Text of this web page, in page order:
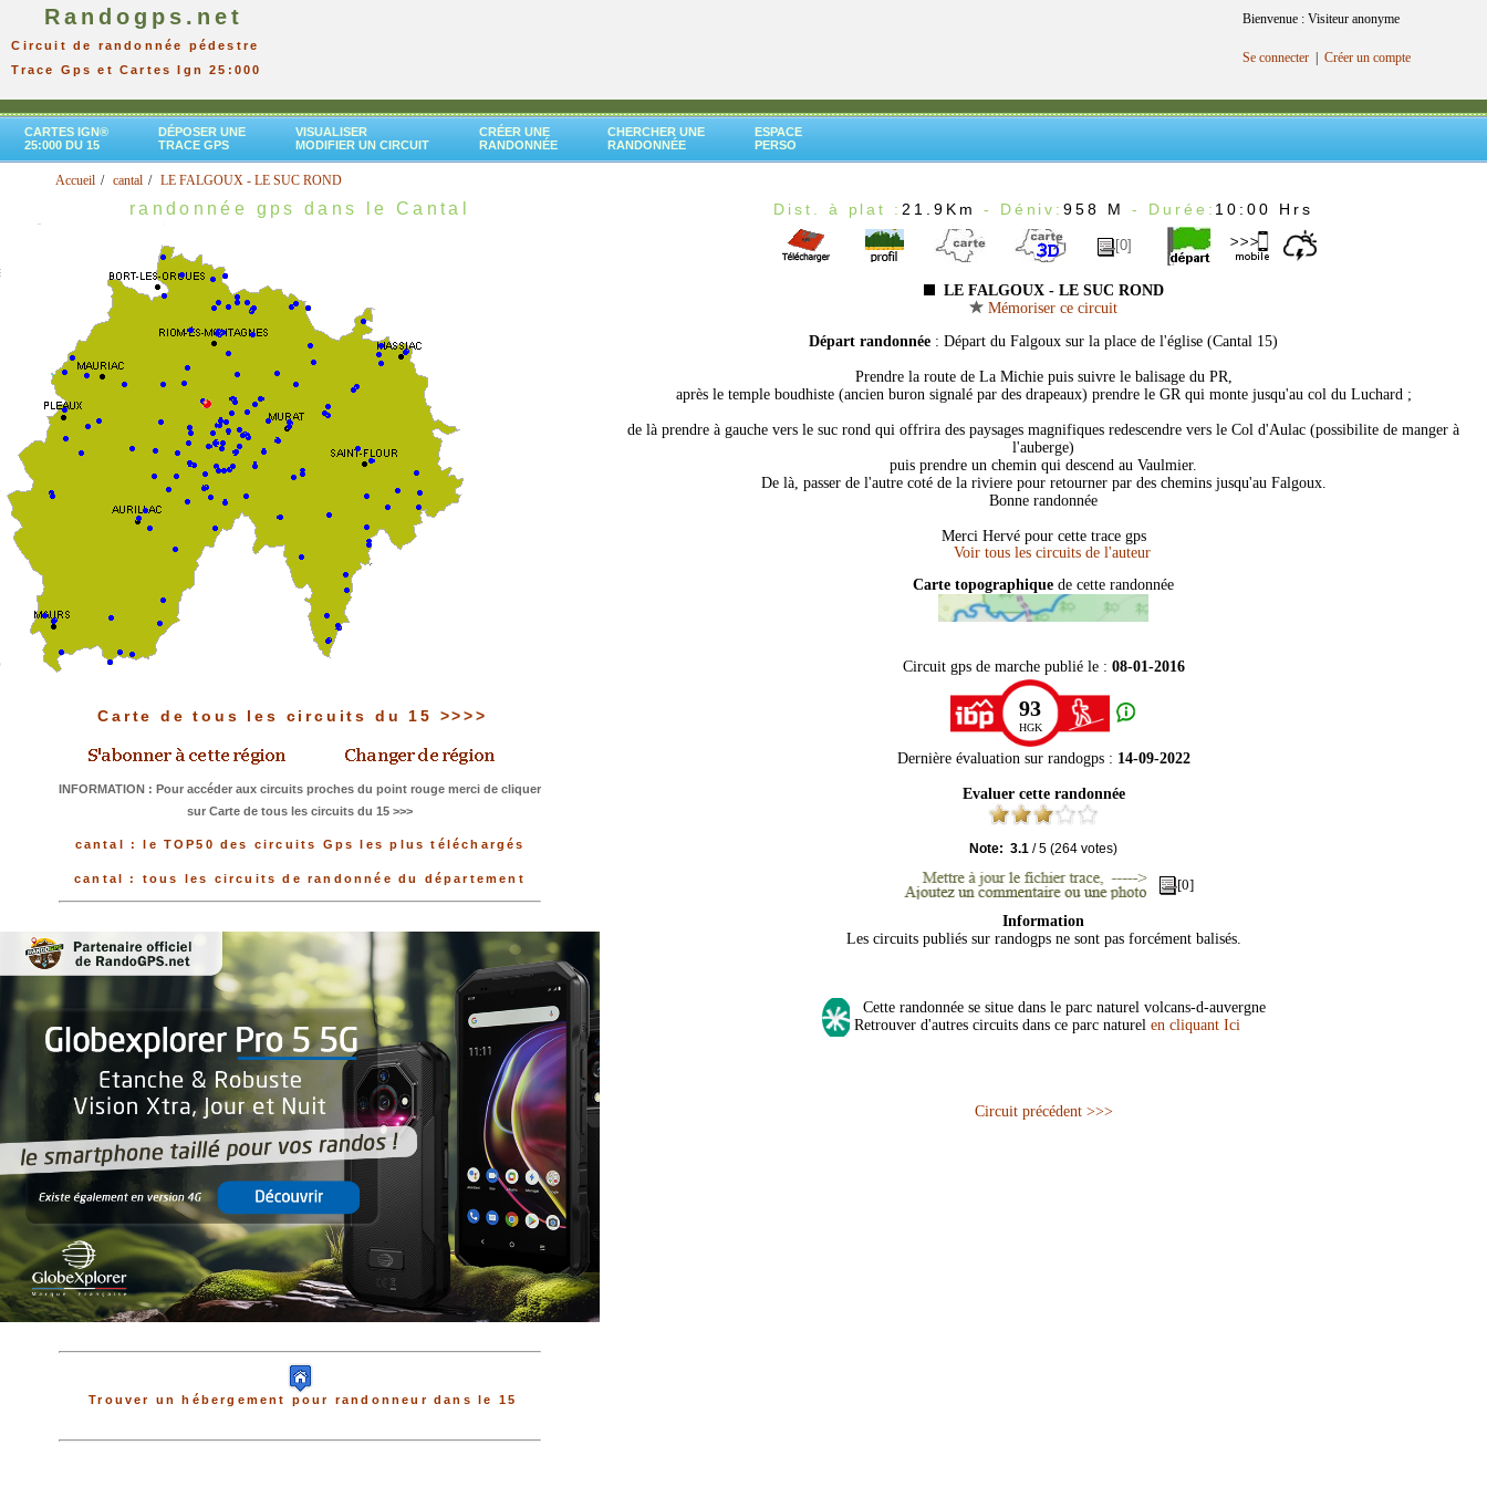
Randogps.net
Circuit de randonnée pédestre
Trace Gps et Cartes Ign 25:000
Bienvenue : Visiteur anonyme
Se connecter Créer un compte
CARTES IGN®
25:000 DU 15
DÉPOSER UNE
TRACE GPS
VISUALISER
MODIFIER UN CIRCUIT
CRÉER UNE
RANDONNÉE
CHERCHER UNE
RANDONNÉE
ESPACE
PERSO
Accueil cantal LE FALGOUX - LE SUC ROND
randonnée gps dans le Cantal
Carte de tous les circuits du 15 >>>>
INFORMATION : Pour accéder aux circuits proches du point rouge merci de cliquer
sur Carte de tous les circuits du 15 >>>
cantal : le TOP50 des circuits Gps les plus téléchargés
cantal : tous les circuits de randonnée du département
Trouver un hébergement pour randonneur dans le 15
Dist. à plat : 21.9Km - Déniv:958 M - Durée: 10:00 Hrs
[0]
LE FALGOUX - LE SUC ROND
Mémoriser ce circuit
Départ randonnée : Départ du Falgoux sur la place de l'église (Cantal 15)
Prendre la route de La Michie puis suivre le balisage du PR,
après le temple boudhiste (ancien buron signalé par des drapeaux) prendre le GR qui monte jusqu'au col du Luchard ;
de là prendre à gauche vers le suc rond qui offrira des paysages magnifiques redescendre vers le Col d'Aulac (possibilite de manger à
l'auberge)
puis prendre un chemin qui descend au Vaulmier.
De là, passer de l'autre coté de la riviere pour retourner par des chemins jusqu'au Falgoux.
Bonne randonnée
Merci Hervé pour cette trace gps
Carte topographique de cette randonnée
Circuit gps de marche publié le : 08-01-2016
93
HGK
Dernière évaluation sur randogps : 14-09-2022
Evaluer cette randonnée
Note: 3.1 /5 (264 votes)
[0]
Information
Les circuits publiés sur randogps ne sont pas forcément balisés.
Cette randonnée se situe dans le parc naturel volcans-d-auvergne
Retrouver d'autres circuits dans ce parc naturel en cliquant Ici
Circuit précédent >>>